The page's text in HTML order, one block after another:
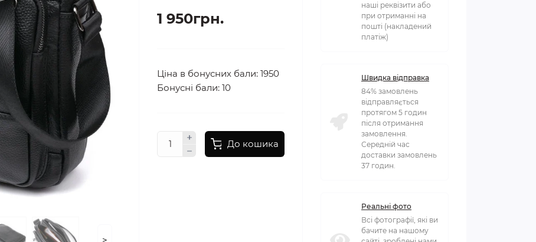
1 950грн.
Ціна в бонусних бали: 1950
Бонусні бали: 10
До кошика
наші реквізити або
при отриманні на
пошті (накладений
платіж)
Швидка відправка
84% замовлень
відправляється
протягом 5 годин
після отримання
замовлення.
Середній час
доставки замовлень
37 годин.
Реальні фото
Всі фотографії, які ви
бачите на нашому